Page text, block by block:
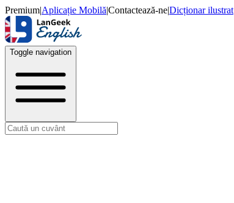
Premium|Aplicație Mobilă|Contactează-ne|Dicționar ilustrat
Toggle navigation